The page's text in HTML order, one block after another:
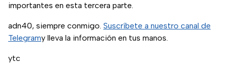
importantes en esta tercera parte.
adn40, siempre conmigo. Suscríbete a nuestro canal de
Telegramy lleva la información en tus manos.
ytc